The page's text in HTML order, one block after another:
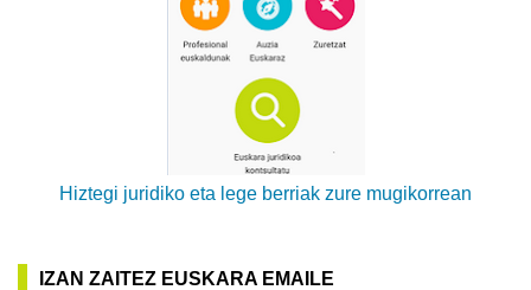
Hiztegi juridiko eta lege berriak zure mugikorrean
IZAN ZAITEZ EUSKARA EMAILE